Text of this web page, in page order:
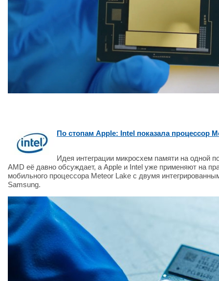
По стопам Apple: Intel показала процессор
Идея интеграции микросхем памяти на одной
AMD её давно обсуждает, а Apple и Intel уже применяют на
мобильного процессора Meteor Lake с двумя
Samsung.